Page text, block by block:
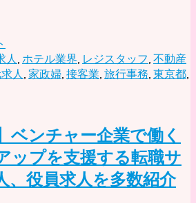
人 ホテル業界 レジスタッフ 不動産
人 家政婦 接客業 旅行事務 東京都
ベンチャー企業で働く
ップを支援する転職サ
、役員求人を多数紹介